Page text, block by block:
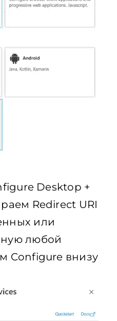
Desktop +
Redirect URI
или
любой
Configure внизу